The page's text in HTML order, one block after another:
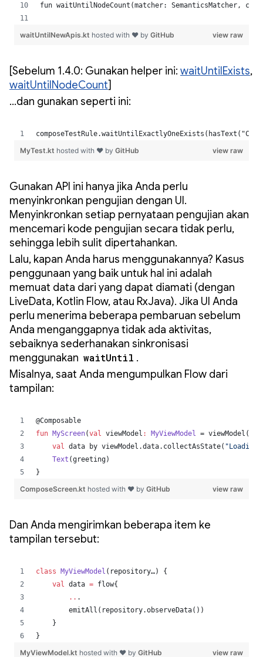
[Sebelum 1.4.0: Gunakan helper ini: waitUntilExists,
waitUntilNodeCount]
…dan gunakan seperti ini:
Gunakan API ini hanya jika Anda perlu
menyinkronkan pengujian dengan UI.
Menyinkronkan setiap pernyataan pengujian akan
mencemari kode pengujian secara tidak perlu,
sehingga lebih sulit dipertahankan.
Lalu, kapan Anda harus menggunakannya? Kasus
penggunaan yang baik untuk hal ini adalah
memuat data dari yang dapat diamati (dengan
LiveData, Kotlin Flow, atau RxJava). Jika UI Anda
perlu menerima beberapa pembaruan sebelum
Anda menganggapnya tidak ada aktivitas,
sebaiknya sederhanakan sinkronisasi
menggunakan waitUntil .
Misalnya, saat Anda mengumpulkan Flow dari
tampilan:
Dan Anda mengirimkan beberapa item ke
tampilan tersebut: